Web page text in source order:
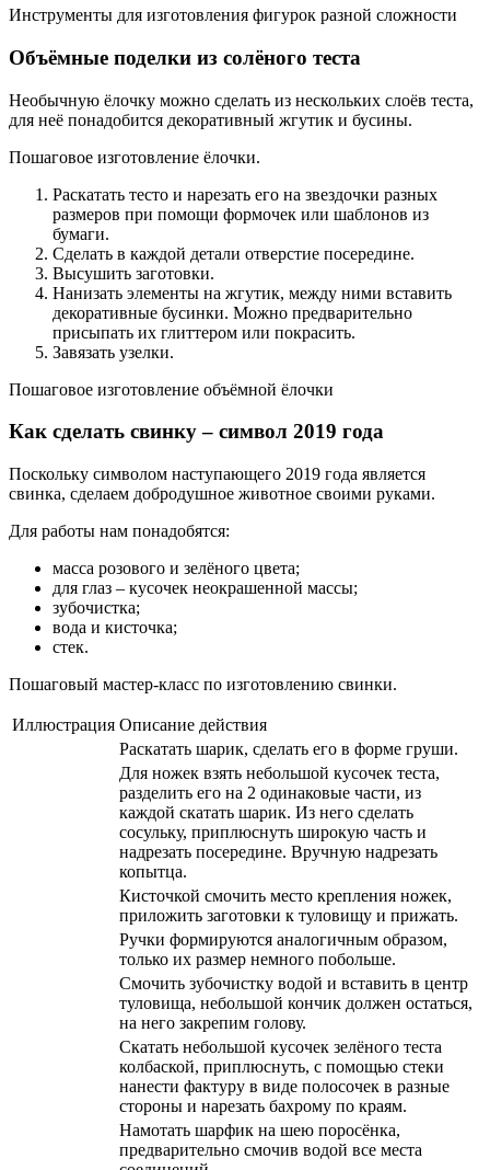
Инструменты для изготовления фигурок разной сложности
Объёмные поделки из солёного теста
Необычную ёлочку можно сделать из нескольких слоёв теста,
для неё понадобится декоративный жгутик и бусины.
Пошаговое изготовление ёлочки.
Раскатать тесто и нарезать его на звездочки разных
размеров при помощи формочек или шаблонов из
бумаги.
Сделать в каждой детали отверстие посередине.
Высушить заготовки.
Нанизать элементы на жгутик, между ними вставить
декоративные бусинки. Можно предварительно
присыпать их глиттером или покрасить.
Завязать узелки.
Пошаговое изготовление объёмной ёлочки
Как сделать свинку – символ 2019 года
Поскольку символом наступающего 2019 года является
свинка, сделаем добродушное животное своими руками.
Для работы нам понадобятся:
масса розового и зелёного цвета;
для глаз – кусочек неокрашенной массы;
зубочистка;
вода и кисточка;
стек.
Пошаговый мастер-класс по изготовлению свинки.
Иллюстрация Описание действия
Раскатать шарик, сделать его в форме груши.
Для ножек взять небольшой кусочек теста,
разделить его на 2 одинаковые части, из
каждой скатать шарик. Из него сделать
сосульку, приплюснуть широкую часть и
надрезать посередине. Вручную надрезать
копытца.
Кисточкой смочить место крепления ножек,
приложить заготовки к туловищу и прижать.
Ручки формируются аналогичным образом,
только их размер немного побольше.
Смочить зубочистку водой и вставить в центр
туловища, небольшой кончик должен остаться,
на него закрепим голову.
Скатать небольшой кусочек зелёного теста
колбаской, приплюснуть, с помощью стеки
нанести фактуру в виде полосочек в разные
стороны и нарезать бахрому по краям.
Намотать шарфик на шею поросёнка,
предварительно смочив водой все места